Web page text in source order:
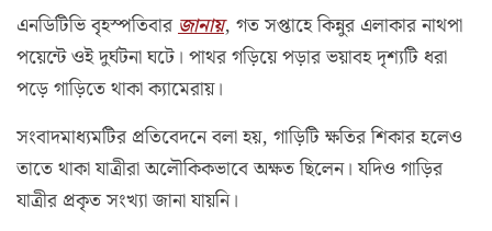
এনডিটিভি বৃহস্পতিবারজানায়, গত সপ্তাহে কিন্নুর এলাকার নাথপা
পয়েন্টে ওই দুর্ঘটনা ঘটে। পাথর গড়িয়ে পড়ার ভয়াবহ দৃশ্যটি ধরা
পড়ে গাড়িতে থাকা ক্যামেরায়।
সংবাদমাধ্যমটির প্রতিবেদনে বলা হয়, গাড়িটি ক্ষতির শিকার হলেও
তাতে থাকা যাত্রীরা অলৌকিকভাবে অক্ষত ছিলেন। যদিও গাড়ির
যাত্রীর প্রকৃত সংখ্যা জানা যায়নি।